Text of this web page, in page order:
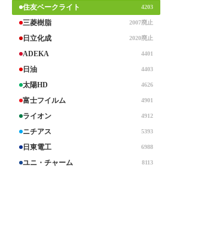
住友ベークライト 4203
三菱樹脂 2007廃止
日立化成 2020廃止
ADEKA 4401
日油 4403
太陽HD 4626
富士フイルム 4901
ライオン 4912
ニチアス 5393
日東電工 6988
ユニ・チャーム 8113